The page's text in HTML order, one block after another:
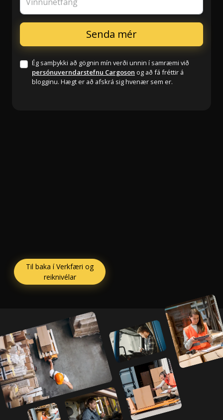
Ég samþykki að gögnin mín verði unnin í samræmi við
persónuverndarstefnu Cargoson og að fá fréttir á
blogginu. Hægt er að afskrá sig hvenær sem er.
Til baka í Verkfæri og
reiknivélar